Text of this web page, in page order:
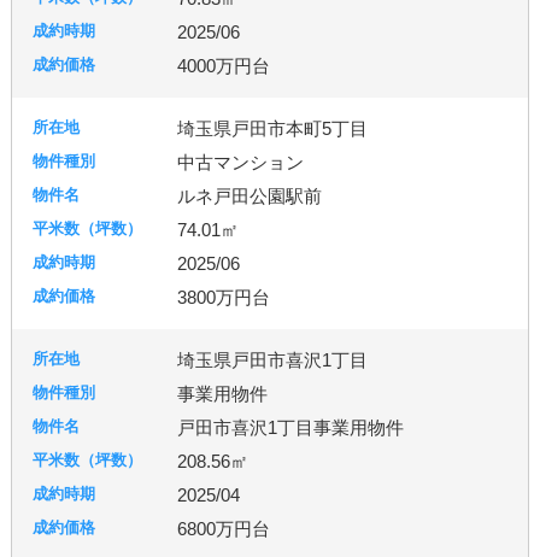
2025/06
4000万円台
埼玉県戸田市本町5丁目
中古マンション
ルネ戸田公園駅前
74.01㎡
2025/06
3800万円台
埼玉県戸田市喜沢1丁目
事業用物件
戸田市喜沢1丁目事業用物件
208.56㎡
2025/04
6800万円台